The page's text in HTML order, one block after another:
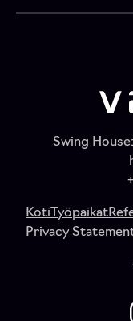
Swing
KotiTyöpaikat
Privacy